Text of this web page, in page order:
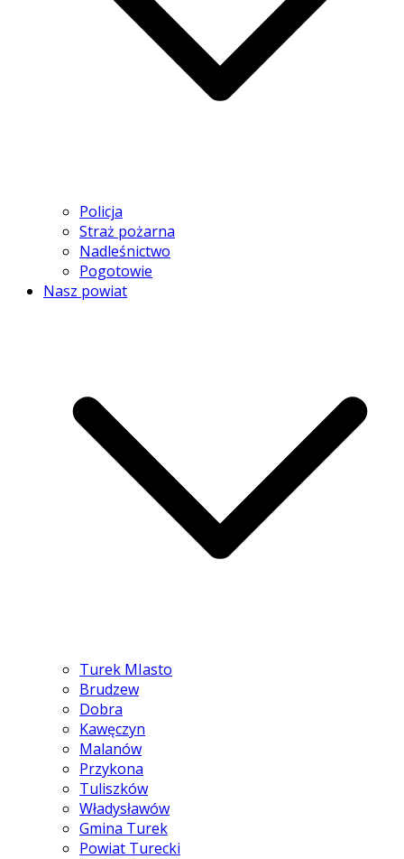
Policja
Straż pożarna
Nadleśnictwo
Pogotowie
Nasz powiat
Turek MIasto
Brudzew
Dobra
Kawęczyn
Malanów
Przykona
Tuliszków
Władysławów
Gmina Turek
Powiat Turecki